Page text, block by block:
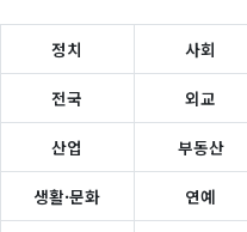
정치 사회
전국 외교
산업 부동산
생활·문화 연예